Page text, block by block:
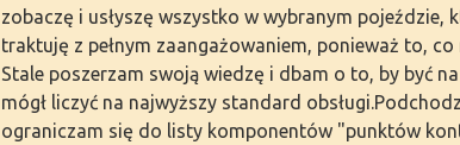
zobaczę i usłyszę wszystko w wybranym pojeździe,
traktuję z pełnym zaangażowaniem, ponieważ to,
Stale poszerzam swoją wiedzę i dbam o to, by być
mógł liczyć na najwyższy standard
ograniczam się do listy komponentów "punktów